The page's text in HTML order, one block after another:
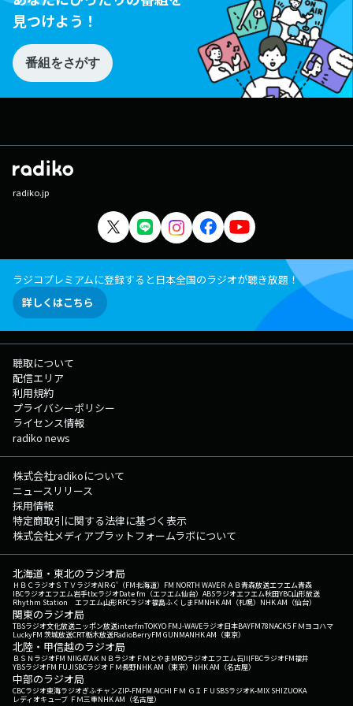
見つけよう！
番組をさがす
radiko.jp
ラジコプレミアムに登録すると日本全国のラジオが聴き放題！
詳しくはこちら
聴取について
配信エリア
利用規約
プライバシーポリシー
ライセンス情報
radiko news
株式会社radikoについて
ニュースリリース
採用情報
特定商取引に関する法律に基づく表示
株式会社メディアプラットフォームラボについて
北海道・東北のラジオ局
ＨＢＣラジオＳＴＶラジオAIR-G'（FM北海道） FM NORTH WAVEＲＡＢ青森放送エフエム青森
IBCラジオエフエム岩手tbcラジオDate fm（エフエム仙台） ABSラジオエフエム秋田YBC山形放送
Rhythm Station エフエム山形RFCラジオ福島ふくしまFMNHK AM（札幌） NHK AM（仙台）
関東のラジオ局
TBSラジオ文化放送ニッポン放送interfmTOKYO FMJ-WAVEラジオ日本BAYFM78NACK5 ＦＭヨコハマ
LuckyFM 茨城放送CRT栃木放送RadioBerryFM GUNMANHK AM（東京）
北陸・甲信越のラジオ局
ＢＳＮラジオFM NIIGATAＫＮＢラジオ ＦＭとやまMROラジオエフエム石川FBCラジオFM福井
YBSラジオFM FUJISBCラジオ ＦＭ長野NHK AM（東京） NHK AM（名古屋）
中部のラジオ局
CBCラジオ東海ラジオぎふチャンZIP-FMFM AICHI ＦＭ ＧＩＦＵ SBSラジオK-MIX SHIZUOKA
レディオキューブ ＦＭ三重NHK AM（名古屋）